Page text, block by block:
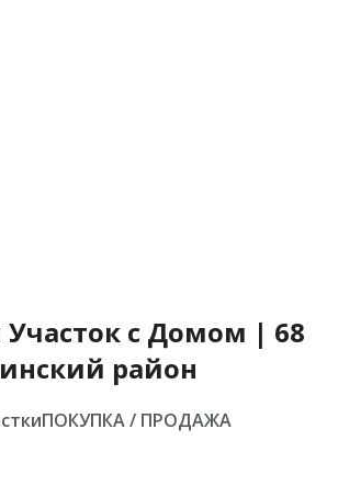
Участок с Домом | 68
район
/ ПРОДАЖА